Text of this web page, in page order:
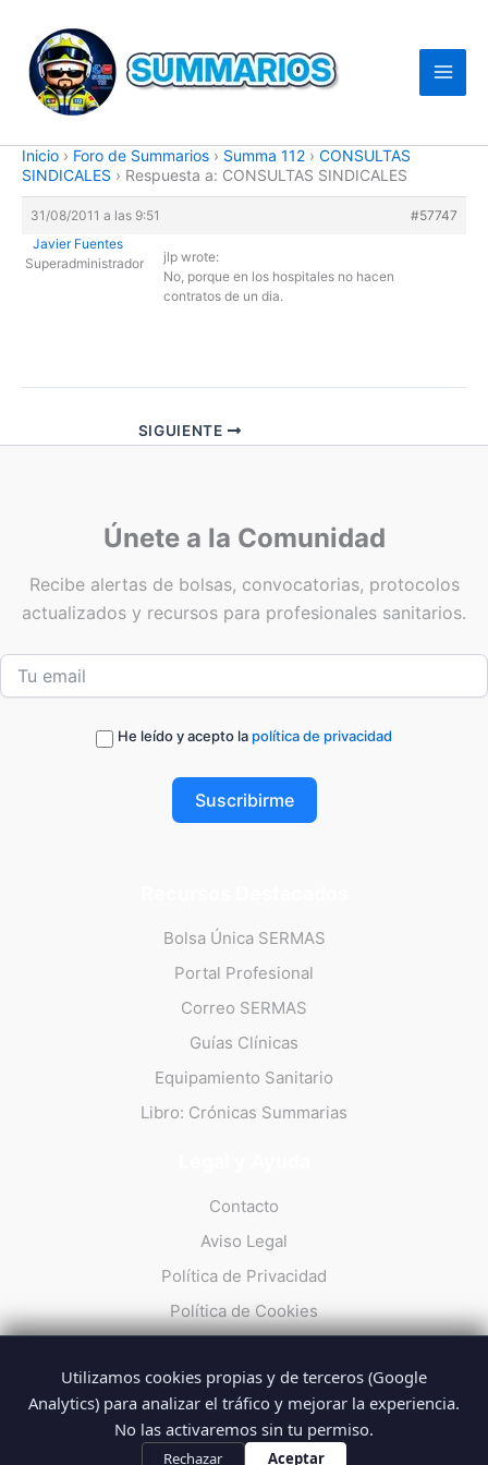
contenido
Inicio › Foro de Summarios › Summa 112 › CONSULTAS
SINDICALES › Respuesta a: CONSULTAS SINDICALES
31/08/2011 a las 9:51
#57747
Javier Fuentes
Superadministrador
jlp wrote:
No, porque en los hospitales no hacen
contratos de un dia.
SIGUIENTE
Únete a la Comunidad
Recibe alertas de bolsas, convocatorias, protocolos
actualizados y recursos para profesionales sanitarios.
He leído y acepto la política de privacidad
Suscribirme
Bolsa Única SERMAS
Portal Profesional
Correo SERMAS
Guías Clínicas
Equipamiento Sanitario
Libro: Crónicas Summarias
Contacto
Aviso Legal
Política de Privacidad
Política de Cookies
© 2026 Summarios · La web no oficial de los profesionales del
SUMMA 112
Utilizamos cookies propias y de terceros (Google
Analytics) para analizar el tráfico y mejorar la experiencia.
No las activaremos sin tu permiso.
Rechazar Aceptar